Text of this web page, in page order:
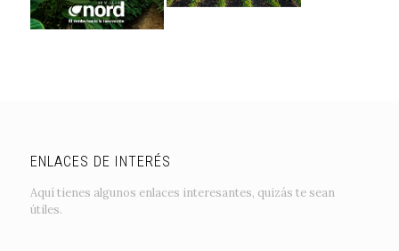
ENLACES DE INTERÉS
Aquí tienes algunos enlaces interesantes, quizás te sean
útiles.